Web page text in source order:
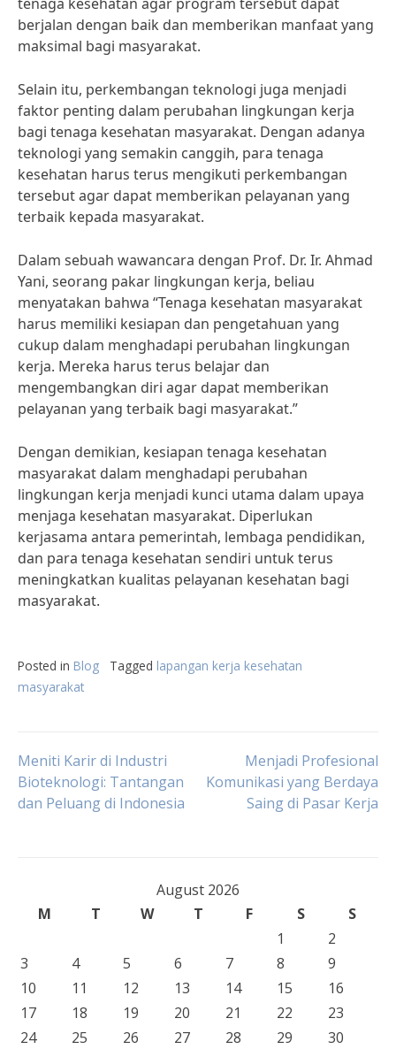
berjalan dengan baik dan memberikan manfaat yang
maksimal bagi masyarakat.
Selain itu, perkembangan teknologi juga menjadi
faktor penting dalam perubahan lingkungan kerja
bagi tenaga kesehatan masyarakat. Dengan adanya
teknologi yang semakin canggih, para tenaga
kesehatan harus terus mengikuti perkembangan
tersebut agar dapat memberikan pelayanan yang
terbaik kepada masyarakat.
Dalam sebuah wawancara dengan Prof. Dr. Ir. Ahmad
Yani, seorang pakar lingkungan kerja, beliau
menyatakan bahwa “Tenaga kesehatan masyarakat
harus memiliki kesiapan dan pengetahuan yang
cukup dalam menghadapi perubahan lingkungan
kerja. Mereka harus terus belajar dan
mengembangkan diri agar dapat memberikan
pelayanan yang terbaik bagi masyarakat.”
Dengan demikian, kesiapan tenaga kesehatan
masyarakat dalam menghadapi perubahan
lingkungan kerja menjadi kunci utama dalam upaya
menjaga kesehatan masyarakat. Diperlukan
kerjasama antara pemerintah, lembaga pendidikan,
dan para tenaga kesehatan sendiri untuk terus
meningkatkan kualitas pelayanan kesehatan bagi
masyarakat.
Posted in Blog Tagged lapangan kerja kesehatan
masyarakat
Post
navigation
Meniti Karir di Industri
Bioteknologi: Tantangan
dan Peluang di Indonesia
Menjadi Profesional
Komunikasi yang Berdaya
Saing di Pasar Kerja
August 2026
M
T W T F S
S
1
2
3
4 5 6 7 8
9
10
11 12 13 14 15
16
17
18 19 20 21 22
23
24
25 26 27 28 29 30